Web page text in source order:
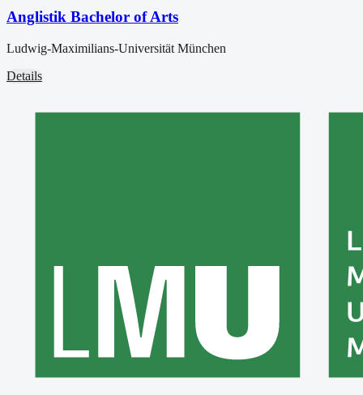
Anglistik Bachelor of Arts
Ludwig-Maximilians-Universität München
Details